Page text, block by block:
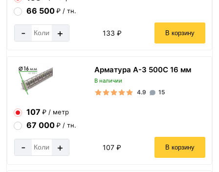
66 500₽ / тн.
- + 133 ₽ В корзину
Арматура А-3 500С 16 мм
В наличии
4.9 15
107 ₽ / метр
67 000₽ / тн.
- + 107 ₽ В корзину